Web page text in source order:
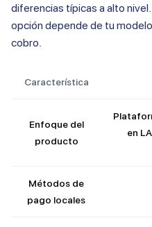
diferencias típicas a alto
opción depende de tu
cobro.
Característica
Enfoque del
producto
en
Métodos de
pago locales